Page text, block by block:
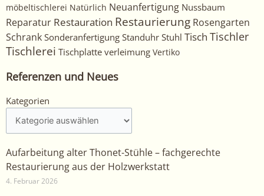
möbeltischlerei Natürlich Neuanfertigung Nussbaum
Reparatur Restauration Restaurierung Rosengarten
Schrank Sonderanfertigung Standuhr Stuhl Tisch Tischler
Tischlerei Tischplatte verleimung Vertiko
Referenzen und Neues
Kategorien
Kategorien
Aufarbeitung alter Thonet-Stühle – fachgerechte
Restaurierung aus der Holzwerkstatt
4. Februar 2026